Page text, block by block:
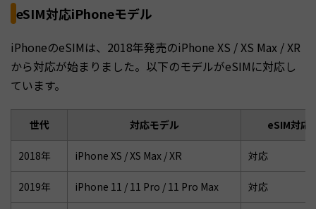
eSIM対応iPhoneモデル
iPhoneのeSIMは、2018年発売のiPhone XS / XS Max / XR
から対応が始まりました。以下のモデルがeSIMに対応し
ています。
世代 対応モデル eSIM対応
2018年 iPhone XS / XS Max / XR 対応
2019年 iPhone 11 / 11 Pro / 11 Pro Max 対応